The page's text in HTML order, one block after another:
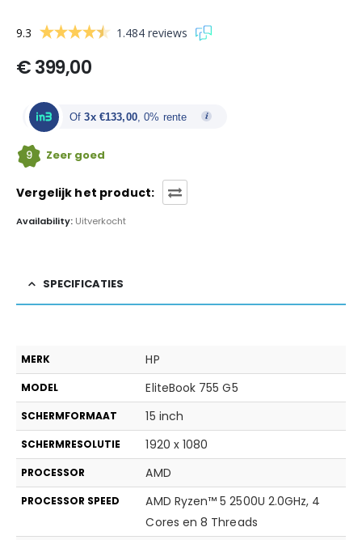
9.3 1.484 reviews
€399,00
Of3x €133,00, 0% rente
9 Zeer goed
Vergelijk het product:
Availability: Uitverkocht
SPECIFICATIES
MERK HP
MODEL EliteBook 755 G5
SCHERMFORMAAT 15 inch
SCHERMRESOLUTIE 1920 x 1080
PROCESSOR AMD
PROCESSOR SPEED
AMD Ryzen™ 5 2500U 2.0GHz, 4
Cores en 8 Threads